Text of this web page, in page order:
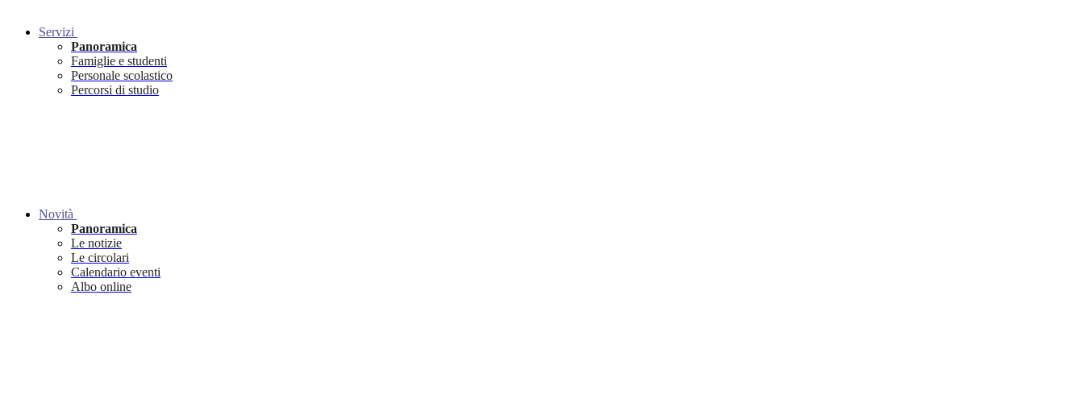
Servizi
Panoramica
Famiglie e studenti
Personale scolastico
Percorsi di studio
Novità
Panoramica
Le notizie
Le circolari
Calendario eventi
Albo online